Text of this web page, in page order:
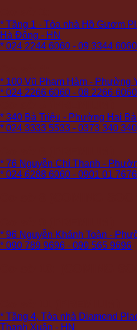
* Tầng 1 - Tòa nhà Hồ Gươm
Hà Đông - HN
* 024 2244 6060 - 09 3344 6060
* 100 Vũ Phạm Hàm - Phường
* 024 2266 6060 - 08 2266 6060
* 340 Bà Triệu - Phường Hai
* 024 3333 5533 - 0373 340 340
* 76 Nguyễn Chí Thanh -
* 024 6288 6060 - 0901 01 7676
* 96 Nguyễn Khánh Toàn -
* 090 789 9696 - 090 565 9696
* Tầng 4, Tòa nhà Diamond
Thanh Xuân - HN